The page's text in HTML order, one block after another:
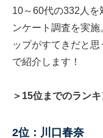
10～60代の332人を
ンケート調査を実
ップがすてきだと
で紹介します！
＞15位までのラン
2位：川口春奈